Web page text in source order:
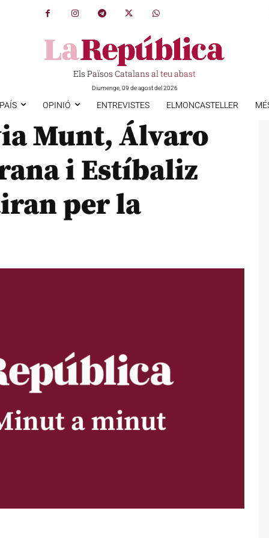
Els Països Catalans al teu abast
Diumenge, 09 de agost del 2026
PAÍS OPINIÓ ENTREVISTES ELMONCASTELLER
Munt, Álvaro
i Estíbaliz
per la